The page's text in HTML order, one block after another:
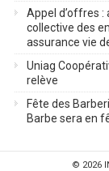
Appel d’offres :
collective des
assurance vie
Uniag
relève
Fête des
Barbe sera en
© 2026